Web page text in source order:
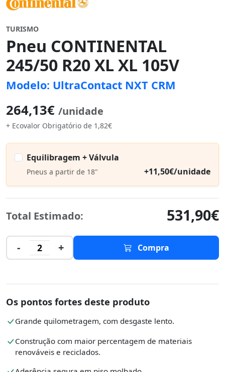
TURISMO
Pneu CONTINENTAL
245/50 R20 XL XL 105V
Modelo: UltraContact NXT CRM
264,13€ /unidade
+ Ecovalor Obrigatório de 1,82€
Equilibragem + Válvula
Pneus a partir de 18" +11,50€/unidade
Total Estimado: 531,90€
- 2 + Compra
Os pontos fortes deste produto
Grande quilometragem, com desgaste lento.
Construção com maior percentagem de materiais
renováveis e reciclados.